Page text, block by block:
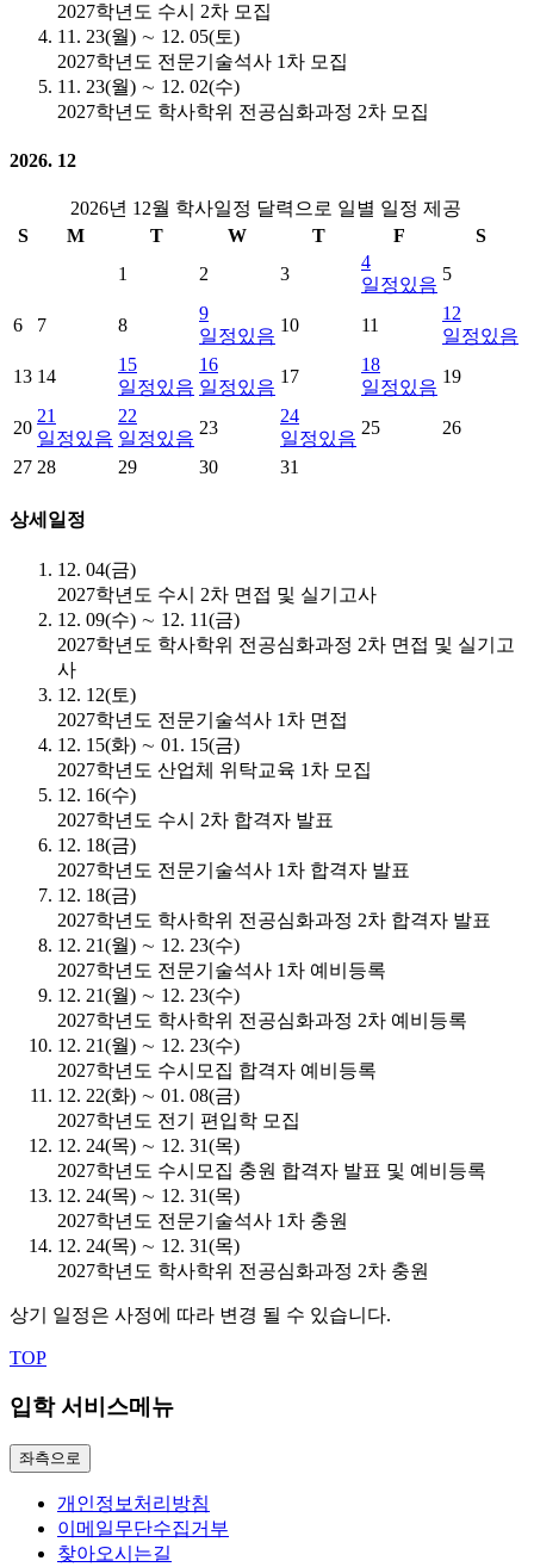
2027학년도 수시 2차 모집
11. 23(월) ∼ 12. 05(토)
2027학년도 전문기술석사 1차 모집
11. 23(월) ∼ 12. 02(수)
2027학년도 학사학위 전공심화과정 2차 모집
2026. 12
2026년 12월 학사일정 달력으로 일별 일정 제공
S
M T W T F
S
1
2 3
4
일정있음
5
6 7 8
9
일정있음
10 11
12
일정있음
13 14
15
일정있음
16
일정있음
17
18
일정있음
19
20
21
일정있음
22
일정있음
23
24
일정있음
25
26
27 28 29 30 31
상세일정
12. 04(금)
2027학년도 수시 2차 면접 및 실기고사
12. 09(수) ∼ 12. 11(금)
2027학년도 학사학위 전공심화과정 2차 면접 및 실기고
사
12. 12(토)
2027학년도 전문기술석사 1차 면접
12. 15(화) ∼ 01. 15(금)
2027학년도 산업체 위탁교육 1차 모집
12. 16(수)
2027학년도 수시 2차 합격자 발표
12. 18(금)
2027학년도 전문기술석사 1차 합격자 발표
12. 18(금)
2027학년도 학사학위 전공심화과정 2차 합격자 발표
12. 21(월) ∼ 12. 23(수)
2027학년도 전문기술석사 1차 예비등록
12. 21(월) ∼ 12. 23(수)
2027학년도 학사학위 전공심화과정 2차 예비등록
12. 21(월) ∼ 12. 23(수)
2027학년도 수시모집 합격자 예비등록
12. 22(화) ∼ 01. 08(금)
2027학년도 전기 편입학 모집
12. 24(목) ∼ 12. 31(목)
2027학년도 수시모집 충원 합격자 발표 및 예비등록
12. 24(목) ∼ 12. 31(목)
2027학년도 전문기술석사 1차 충원
12. 24(목) ∼ 12. 31(목)
2027학년도 학사학위 전공심화과정 2차 충원
상기 일정은 사정에 따라 변경 될 수 있습니다.
TOP
입학 서비스메뉴
좌측으로
개인정보처리방침
이메일무단수집거부
찾아오시는길